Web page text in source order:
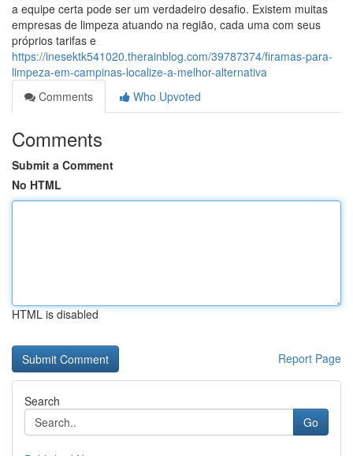
a equipe certa pode ser um verdadeiro desafio. Existem muitas
empresas de limpeza atuando na região, cada uma com seus
próprios tarifas e
https://inesektk541020.therainblog.com/39787374/firamas-para-
limpeza-em-campinas-localize-a-melhor-alternativa
Comments
Who Upvoted
Comments
Submit a Comment
No HTML
HTML is disabled
Report Page
Search
Go